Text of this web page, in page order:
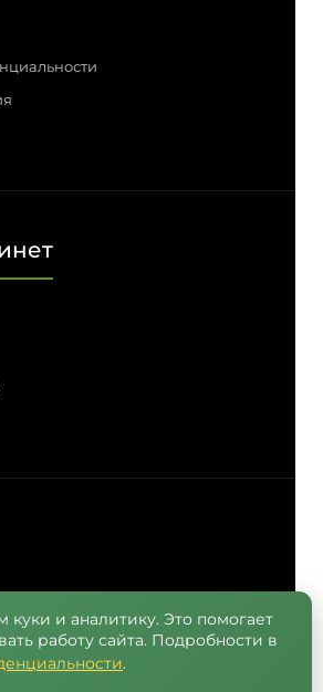
875-75-55
куки и аналитику. Это помогает
работу сайта. Подробности в
.